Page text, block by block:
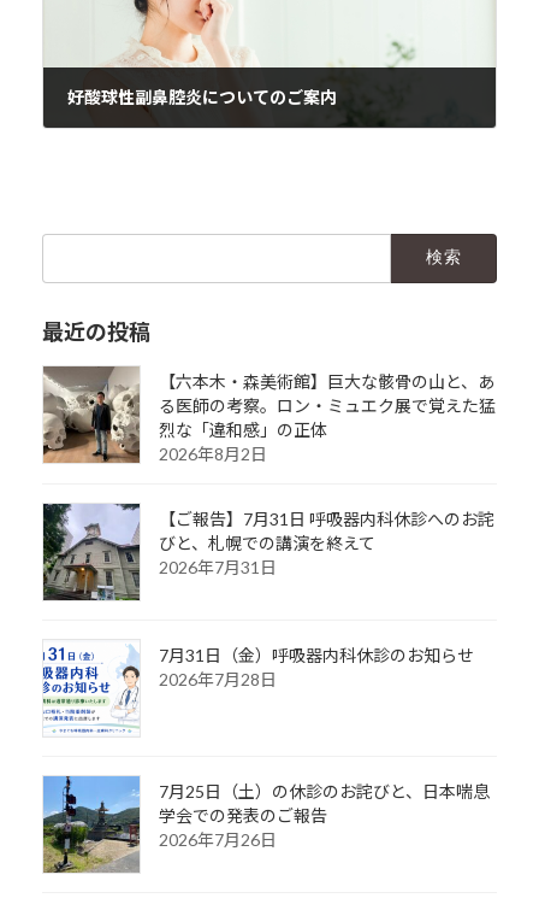
好酸球性副鼻腔炎についてのご案内
最近の投稿
【六本木・森美術館】巨大な骸骨の山と、あ
る医師の考察。ロン・ミュエク展で覚えた猛
烈な「違和感」の正体
2026年8月2日
【ご報告】7月31日 呼吸器内科休診へのお詫
びと、札幌での講演を終えて
2026年7月31日
7月31日（金）呼吸器内科休診のお知らせ
2026年7月28日
7月25日（土）の休診のお詫びと、日本喘息
学会での発表のご報告
2026年7月26日